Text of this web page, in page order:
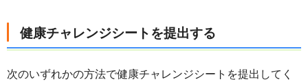
健康チャレンジシートを提出する
次のいずれかの方法で健康チャレンジシートを提出してく